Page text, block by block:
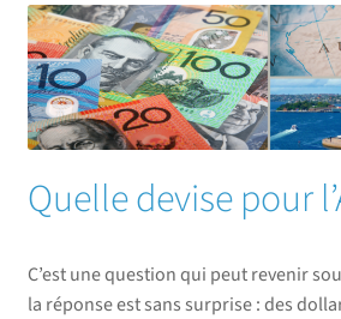
Quelle devise pour
C’est une question qui peut revenir
la réponse est sans surprise : des